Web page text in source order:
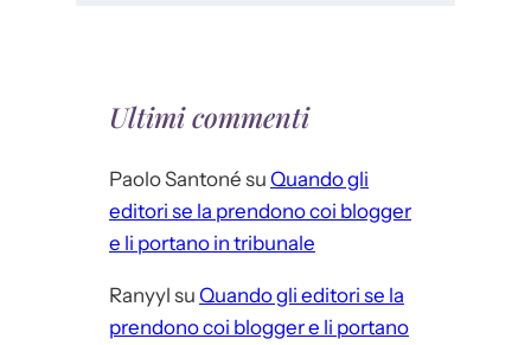
Ultimi commenti
Paolo Santoné su Quando gli
editori se la prendono coi blogger
e li portano in tribunale
Ranyyl su Quando gli editori se la
prendono coi blogger e li portano